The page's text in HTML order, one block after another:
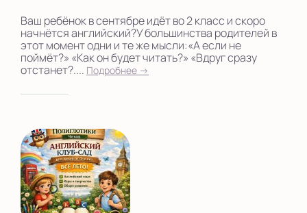
Ваш ребёнок в сентябре идёт во 2 класс и скоро
начнётся английский?У большинства родителей в
этот момент одни и те же мысли:«А если не
поймёт?» «Как он будет читать?» «Вдруг сразу
отстанет?.... Подробнее →